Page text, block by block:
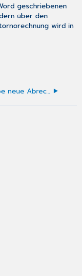
geschriebenen
über den
wird in
Freigabe neue Abrechnung (PVS)